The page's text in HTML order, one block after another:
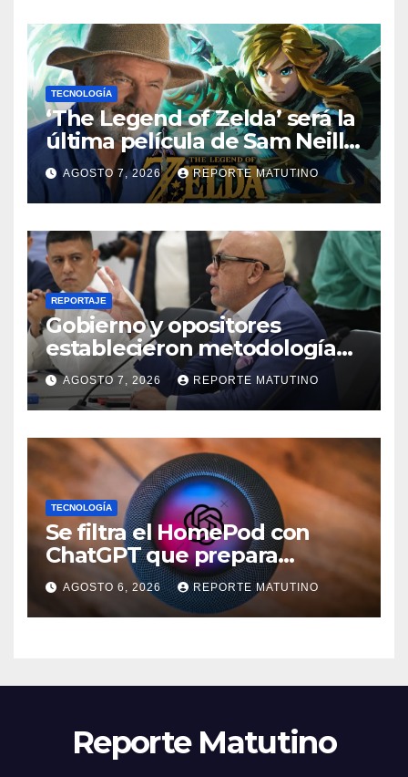
TECNOLOGÍA
‘The Legend of Zelda’ será la
última película de Sam Neill…
que ya tiene villano
confirmado
AGOSTO 7, 2026 REPORTE MATUTINO
REPORTAJE
Gobierno y opositores
establecieron metodología
para el proceso de diálogo en
Venezuela
AGOSTO 7, 2026 REPORTE MATUTINO
TECNOLOGÍA
Se filtra el HomePod con
ChatGPT que prepara
OpenAI y su diseño es una
locura
AGOSTO 6, 2026 REPORTE MATUTINO
Reporte Matutino